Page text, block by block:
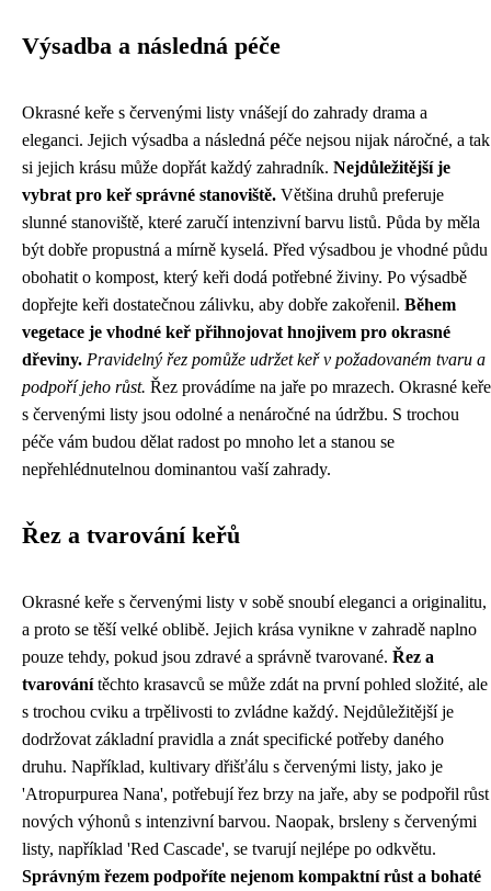
Výsadba a následná péče
Okrasné keře s červenými listy vnášejí do zahrady drama a
eleganci. Jejich výsadba a následná péče nejsou nijak náročné, a tak
si jejich krásu může dopřát každý zahradník. Nejdůležitější je
vybrat pro keř správné stanoviště. Většina druhů preferuje
slunné stanoviště, které zaručí intenzivní barvu listů. Půda by měla
být dobře propustná a mírně kyselá. Před výsadbou je vhodné půdu
obohatit o kompost, který keři dodá potřebné živiny. Po výsadbě
dopřejte keři dostatečnou zálivku, aby dobře zakořenil. Během
vegetace je vhodné keř přihnojovat hnojivem pro okrasné
dřeviny. Pravidelný řez pomůže udržet keř v požadovaném tvaru a
podpoří jeho růst. Řez provádíme na jaře po mrazech. Okrasné keře
s červenými listy jsou odolné a nenáročné na údržbu. S trochou
péče vám budou dělat radost po mnoho let a stanou se
nepřehlédnutelnou dominantou vaší zahrady.
Řez a tvarování keřů
Okrasné keře s červenými listy v sobě snoubí eleganci a originalitu,
a proto se těší velké oblibě. Jejich krása vynikne v zahradě naplno
pouze tehdy, pokud jsou zdravé a správně tvarované. Řez a
tvarovánítěchto krasavců se může zdát na první pohled složité, ale
s trochou cviku a trpělivosti to zvládne každý. Nejdůležitější je
dodržovat základní pravidla a znát specifické potřeby daného
druhu. Například, kultivary dřišťálu s červenými listy, jako je
'Atropurpurea Nana', potřebují řez brzy na jaře, aby se podpořil růst
nových výhonů s intenzivní barvou. Naopak, brsleny s červenými
listy, například 'Red Cascade', se tvarují nejlépe po odkvětu.
Správným řezem podpoříte nejenom kompaktní růst a bohaté